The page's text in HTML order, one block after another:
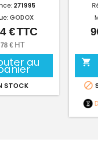
271995
GODOX
Prix
€TTC
€ HT
au
STOCK

